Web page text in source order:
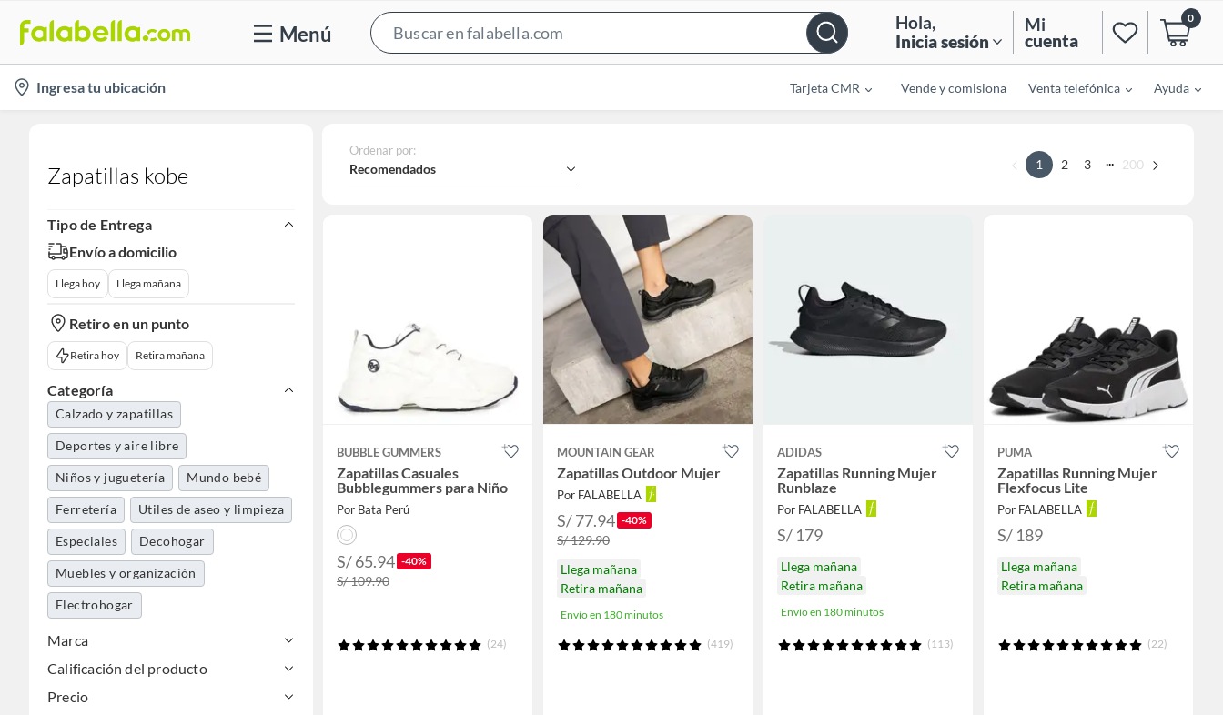
Menú
Bar
Hola,
Inicia sesión
Mi
cuenta
0
location-
icon
Ingresa tu ubicación Tarjeta CMR Vende y comisiona Venta telefónica Ayuda
Zapatillas kobe
Tipo de Entrega
Envío a domicilio
Llega hoy Llega mañana
Retiro en un punto
Retira hoy Retira mañana
Categoría
Calzado y zapatillas
Deportes y aire libre
Niños y juguetería Mundo bebé
Ferretería Utiles de aseo y limpieza
Especiales Decohogar
Muebles y organización
Electrohogar
Belleza, higiene y salud
Cocina y baño Moda
Jardín y terraza
Marca
Calificación del producto
Precio
Ordenar por:
Recomendados 1 2 3 ... 200
BUBBLE GUMMERS
Zapatillas Casuales
Bubblegummers para Niño
Por Bata Perú
S/ 65.94 -40%
S/ 109.90
(24)
MOUNTAIN GEAR
Zapatillas Outdoor Mujer
Por FALABELLA
S/ 77.94 -40%
S/ 129.90
Llega mañana
Retira mañana
Envío en 180 minutos
(419)
ADIDAS
Zapatillas Running Mujer
Runblaze
Por FALABELLA
S/ 179
Llega mañana
Retira mañana
Envío en 180 minutos
(113)
PUMA
Zapatillas Running Mujer
Flexfocus Lite
Por FALABELLA
S/ 189
Llega mañana
Retira mañana
(22)